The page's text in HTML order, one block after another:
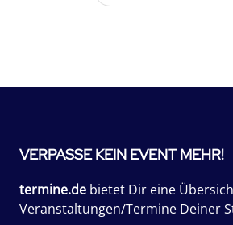
VERPASSE KEIN EVENT MEHR!
termine.de bietet Dir eine
Veranstaltungen/Termine Deiner